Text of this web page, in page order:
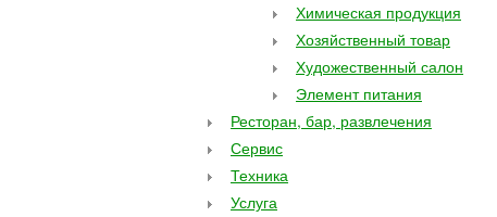
Химическая продукция
Хозяйственный товар
Художественный салон
Элемент питания
Ресторан, бар, развлечения
Сервис
Техника
Услуга